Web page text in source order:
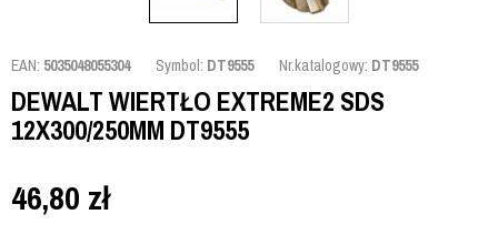
EAN: 5035048055304 Symbol: DT9555 Nr.katalogowy: DT9555
DEWALT WIERTŁO EXTREME2 SDS
12X300/250MM DT9555
46,80 zł